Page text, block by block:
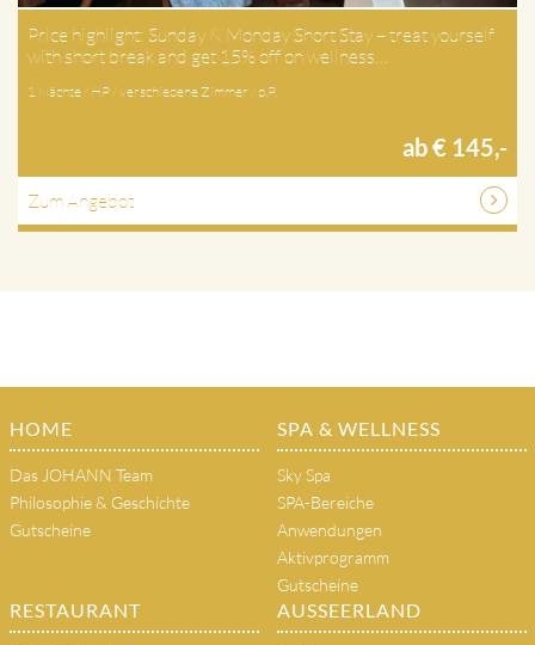
Price highlight: Sunday & Monday Short Stay – treat yourself
with short break and get 15% off on wellness…
1 Nächte / HP / verschiedene Zimmer / p.P.
ab € 145,-
Zum Angebot
HOME
Das JOHANN Team
Philosophie & Geschichte
Gutscheine
SPA & WELLNESS
Sky Spa
SPA-Bereiche
Anwendungen
Aktivprogramm
Gutscheine
RESTAURANT AUSSEERLAND